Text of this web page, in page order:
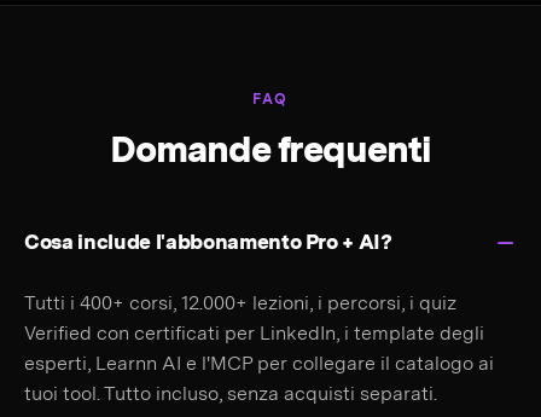
FAQ
Domande frequenti
Cosa include l'abbonamento Pro + AI?
Tutti i 400+ corsi, 12.000+ lezioni, i percorsi, i quiz
Verified con certificati per LinkedIn, i template degli
esperti, Learnn AI e l'MCP per collegare il catalogo ai
tuoi tool. Tutto incluso, senza acquisti separati.